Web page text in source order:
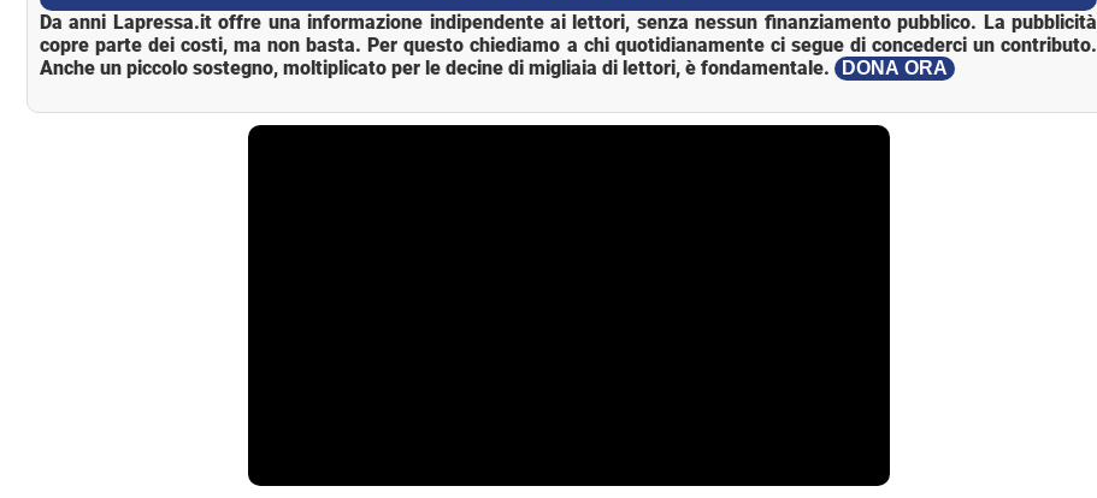
Da anni Lapressa.it offre una informazione indipendente ai lettori, senza nessun finanziamento pubblico. La pubblicità
copre parte dei costi, ma non basta. Per questo chiediamo a chi quotidianamente ci segue di concederci un contributo.
Anche un piccolo sostegno, moltiplicato per le decine di migliaia di lettori, è fondamentale.
DONA ORA